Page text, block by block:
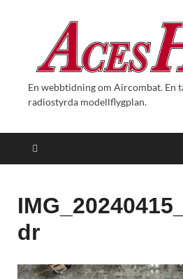
En webbtidning om Aircombat. En
radiostyrda modellflygplan.
dr